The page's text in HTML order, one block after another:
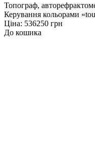
Топограф,
Керування кольорами
Ціна: 536250 грн
До кошика